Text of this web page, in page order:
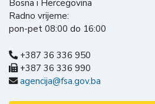
Bosna i Hercegovina
Radno vrijeme:
pon-pet 08:00 do 16:00
+387 36 336 950
+387 36 336 990
agencija@fsa.gov.ba